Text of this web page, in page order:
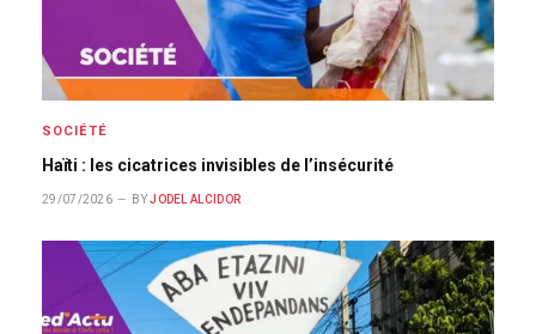
SOCIÉTÉ
Haïti : les cicatrices invisibles de l’insécurité
29/07/2026 BY JODEL ALCIDOR